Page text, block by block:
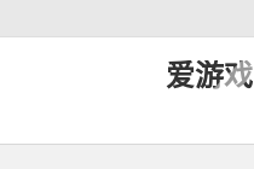
爱游戏